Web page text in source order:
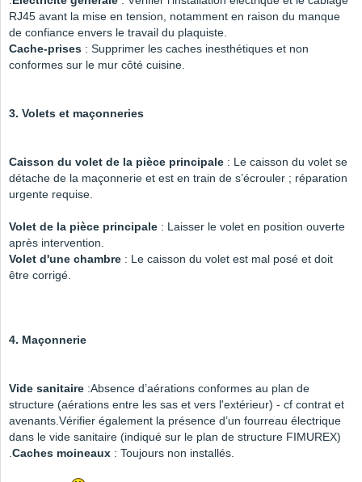
RJ45 avant la mise en tension, notamment en raison du manque
de confiance envers le travail du plaquiste.
Cache-prises : Supprimer les caches inesthétiques et non
conformes sur le mur côté cuisine.
3. Volets et maçonneries
Caisson du volet de la pièce principale : Le caisson du volet se
détache de la maçonnerie et est en train de s’écrouler ; réparation
urgente requise.
Volet de la pièce principale : Laisser le volet en position ouverte
après intervention.
Volet d'une chambre : Le caisson du volet est mal posé et doit
être corrigé.
4. Maçonnerie
Vide sanitaire :Absence d’aérations conformes au plan de
structure (aérations entre les sas et vers l'extérieur) - cf contrat et
avenants.Vérifier également la présence d’un fourreau électrique
dans le vide sanitaire (indiqué sur le plan de structure FIMUREX)
.Caches moineaux : Toujours non installés.